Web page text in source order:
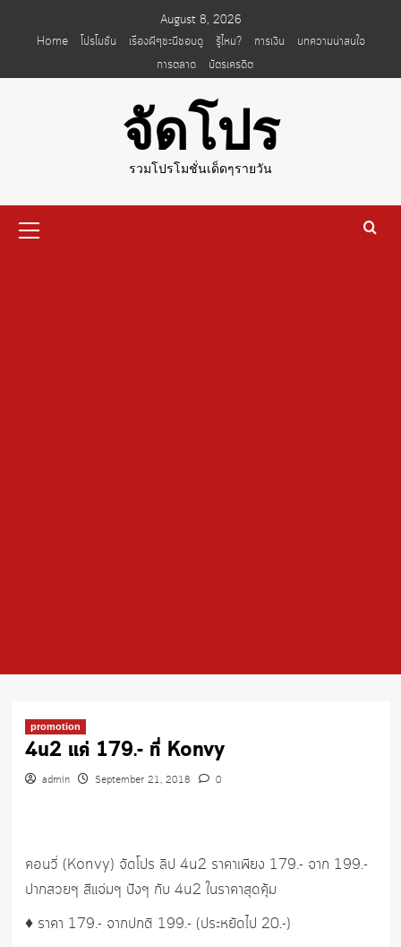
August 8, 2026
Home
โปรโมชั่น เรื่องผีๆชะนีชอบดู รู้ไหม? การเงิน
บทความน่าสนใจ
การตลาด
บัตรเครดิต
จัดโปร
รวมโปรโมชั่นเด็ดๆรายวัน
Menu
promotion
4u2 แค่ 179.- ที่ Konvy
admin September 21, 2018 0
คอนวี่ (Konvy) จัดโปร ลิป 4u2 ราคาเพียง 179.- จาก 199.-
ปากสวยๆ สีแจ่มๆ ปังๆ กับ 4u2 ในราคาสุดคุ้ม
♦️ ราคา 179.- จากปกติ 199.- (ประหยัดไป 20.-)